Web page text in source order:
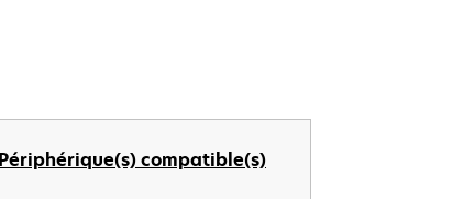
Périphérique(s) compatible(s)